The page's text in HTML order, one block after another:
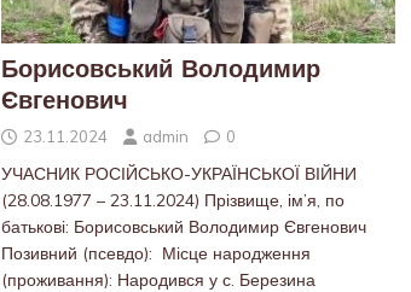
Борисовський Володимир
Євгенович
23.11.2024 admin 0
УЧАСНИК РОСІЙСЬКО-УКРАЇНСЬКОЇ ВІЙНИ
(28.08.1977 – 23.11.2024) Прізвище, ім’я, по
батькові: Борисовський Володимир Євгенович
Позивний (псевдо): Місце народження
(проживання): Народився у с. Березина